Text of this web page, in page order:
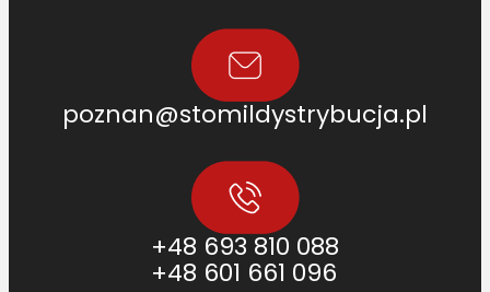
poznan@stomildystrybucja.pl
+48 693 810 088
+48 601 661 096